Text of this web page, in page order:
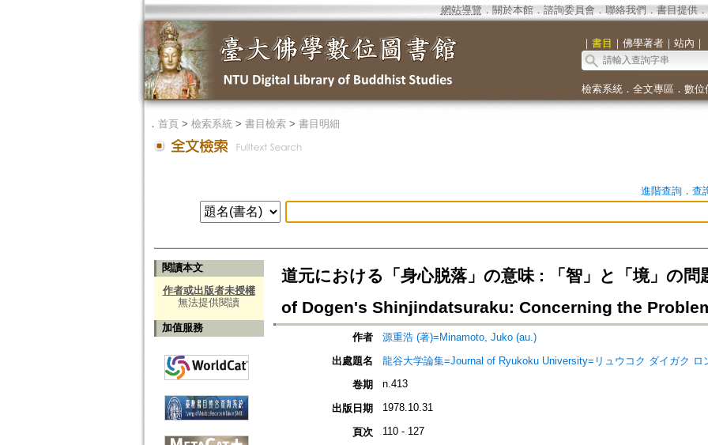
網站導覽 ． 關於本館． 諮詢委員會． 聯絡我們 ． 書目提供．
｜ 書目 ｜ 佛學著者｜ 站內 ｜
檢索系統． 全文專區 ． 數位
． 首頁> 檢索系統> 書目檢索> 書目明細
進階查詢． 查
閱讀本文
作者或出版者未授權
無法提供閱讀
加值服務
道元における「身心脱落」の意味 : 「智」と「境」の
of Dogen's Shinjindatsuraku: Concerning the
作者
源重浩 (著)=Minamoto, Juko (au.)
出處題名
龍谷大学論集=Journal of Ryukoku University=リュウコク ダイガク ロ
卷期
n.413
出版日期 1978.10.31
頁次 110 - 127